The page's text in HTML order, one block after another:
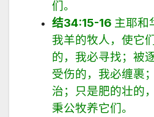
们。
结34:15-16 主耶和
我羊的牧人，使它
的，我必寻找；被
受伤的，我必缠裹
治；只是肥的壮的
秉公牧养它们。